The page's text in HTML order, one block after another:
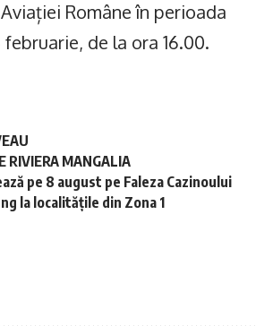
Române în perioada
de la ora 16.00.
RIVIERA MANGALIA
pe 8 august pe Faleza Cazinoului
la localitățile din Zona 1